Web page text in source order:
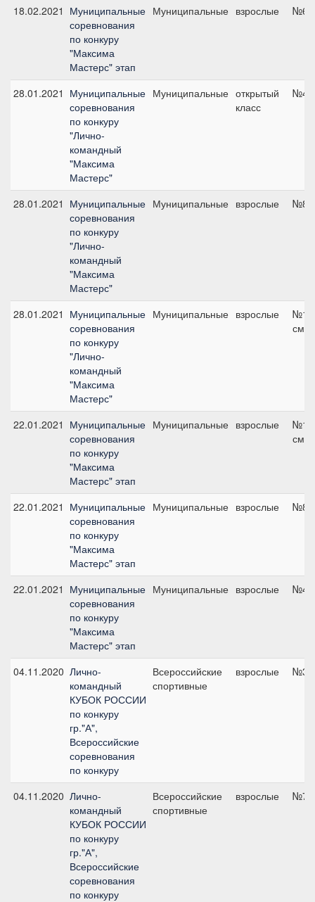
18.02.2021 Муниципальные
соревнования
по конкуру
"Максима
Мастерс" этап
Муниципальные взрослые №6,
28.01.2021 Муниципальные
соревнования
по конкуру
"Лично-
командный
"Максима
Мастерс"
Муниципальные открытый
класс
№4,
28.01.2021 Муниципальные
соревнования
по конкуру
"Лично-
командный
"Максима
Мастерс"
Муниципальные взрослые №8,
28.01.2021 Муниципальные
соревнования
по конкуру
"Лично-
командный
"Максима
Мастерс"
Муниципальные взрослые
см
22.01.2021 Муниципальные
соревнования
по конкуру
"Максима
Мастерс" этап
Муниципальные взрослые
см
22.01.2021 Муниципальные
соревнования
по конкуру
"Максима
Мастерс" этап
Муниципальные взрослые №8,
22.01.2021 Муниципальные
соревнования
по конкуру
"Максима
Мастерс" этап
Муниципальные взрослые №4,
04.11.2020 Лично-
командный
КУБОК РОССИИ
по конкуру
гр."А",
Всероссийские
соревнования
по конкуру
Всероссийские
спортивные
взрослые №3,
04.11.2020 Лично-
командный
КУБОК РОССИИ
по конкуру
гр."А",
Всероссийские
соревнования
по конкуру
Всероссийские
спортивные
взрослые №7,